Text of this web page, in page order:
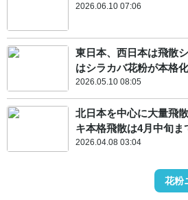
2026.06.10 07:06
東日本、西日本は飛散
はシラカバ花粉が本格化
2026.05.10 08:05
北日本を中心に大量飛
キ本格飛散は4月中旬ま
2026.04.08 03:04
花粉